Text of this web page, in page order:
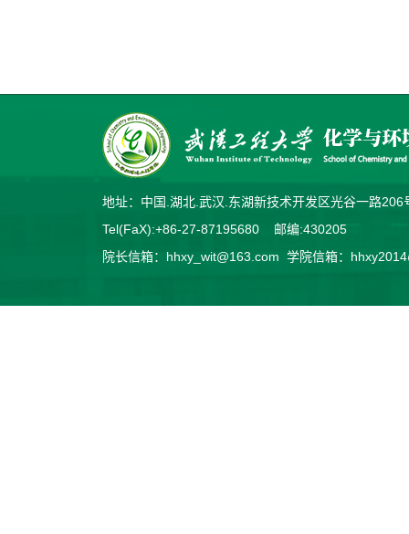
地址：中国.湖北.武汉.东湖新技术开发区光谷一路
Tel(FaX):+86-27-87195680 邮编:430205
院长信箱：hhxy_wit@163.com 学院信箱：